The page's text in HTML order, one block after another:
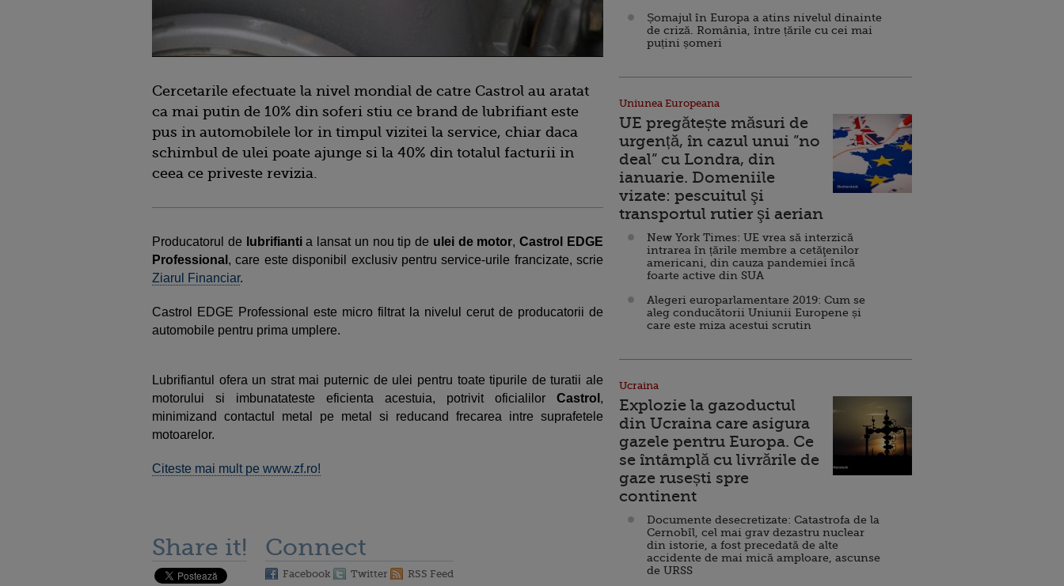
Cercetarile efectuate la nivel mondial de catre Castrol au aratat
ca mai putin de 10% din soferi stiu ce brand de lubrifiant este
pus in automobilele lor in timpul vizitei la service, chiar daca
schimbul de ulei poate ajunge si la 40% din totalul facturii in
ceea ce priveste revizia.
Producatorul de lubrifiantia lansat un nou tip de ulei de motor,Castrol EDGE
Professional , care este disponibil exclusiv pentru service-urile francizate, scrie
Ziarul Financiar.
Castrol EDGE Professional este micro filtrat la nivelul cerut de producatorii de
automobile pentru prima umplere.
Lubrifiantul ofera un strat mai puternic de ulei pentru toate tipurile de turatii ale
motorului si imbunatateste eficienta acestuia, potrivit oficialilor Castrol ,
minimizand contactul metal pe metal si reducand frecarea intre suprafetele
motoarelor.
Citeste mai mult pe www.zf.ro!
Share it! Connect
Facebook Twitter RSS Feed
Șomajul în Europa a atins nivelul dinainte
de criză. România, între țările cu cei mai
puțini șomeri
Uniunea Europeana
UE pregătește măsuri de
urgență, în cazul unui ”no
deal” cu Londra, din
ianuarie. Domeniile
vizate: pescuitul şi
transportul rutier şi aerian
New York Times: UE vrea să interzică
intrarea în țările membre a cetăţenilor
americani, din cauza pandemiei încă
foarte active din SUA
Alegeri europarlamentare 2019: Cum se
aleg conducătorii Uniunii Europene și
care este miza acestui scrutin
Ucraina
Explozie la gazoductul
din Ucraina care asigura
gazele pentru Europa. Ce
se întâmplă cu livrările de
gaze rusești spre
continent
Documente desecretizate: Catastrofa de la
Cernobîl, cel mai grav dezastru nuclear
din istorie, a fost precedată de alte
accidente de mai mică amploare, ascunse
de URSS